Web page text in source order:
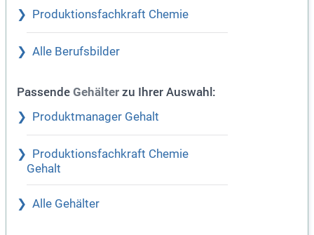
Produktionsfachkraft Chemie
Alle Berufsbilder
Passende Gehälter zu Ihrer Auswahl:
Produktmanager Gehalt
Produktionsfachkraft Chemie
Gehalt
Alle Gehälter